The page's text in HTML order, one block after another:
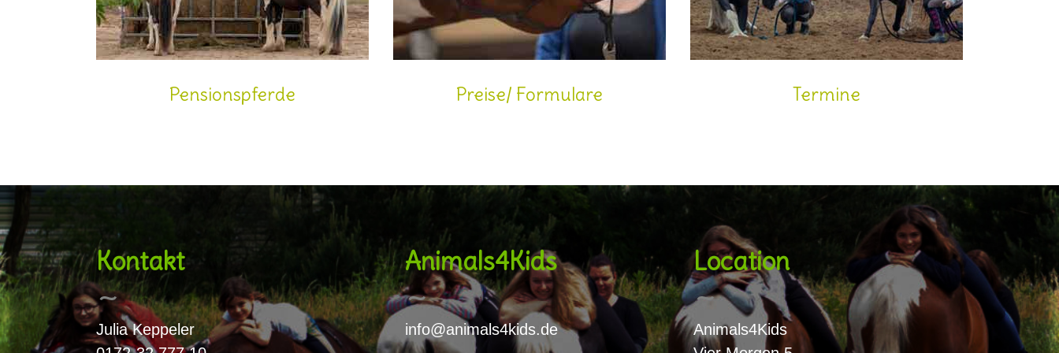
Pensionspferde Preise/ Formulare Termine
Kontakt
Julia Keppeler
Animals4Kids
info@animals4kids.de
Location
Animals4Kids